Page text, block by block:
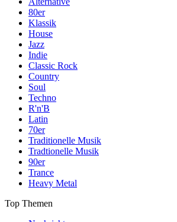
80er
Klassik
House
Jazz
Indie
Classic Rock
Country
Soul
Techno
R'n'B
Latin
70er
Traditionelle Musik
Tradtionelle Musik
90er
Trance
Heavy Metal
Top Themen